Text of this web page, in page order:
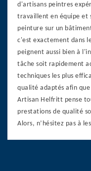
d'artisans peintres
travaillent en équipe et
peinture sur un
c'est exactement dans
peignent aussi bien à
tâche soit rapidement
techniques les plus
qualité adaptés afin
Artisan Helfritt pense
prestations de qualité
Alors, n’hésitez pas à